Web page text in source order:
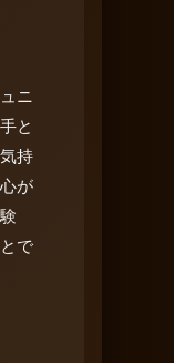
ニ
と
持
が
で